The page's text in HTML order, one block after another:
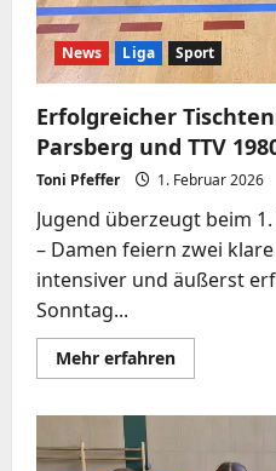
News Liga Sport
Erfolgreicher
Parsberg und TTV
Toni Pfeffer 1. Februar 2026
Jugend überzeugt beim
– Damen feiern zwei
intensiver und äußerst
Sonntag...
Mehr erfahrenMehr